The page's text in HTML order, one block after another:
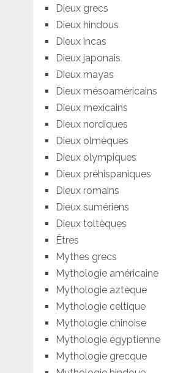
Dieux grecs
Dieux hindous
Dieux incas
Dieux japonais
Dieux mayas
Dieux mésoaméricains
Dieux mexicains
Dieux nordiques
Dieux olmèques
Dieux olympiques
Dieux préhispaniques
Dieux romains
Dieux sumériens
Dieux toltèques
Êtres
Mythes grecs
Mythologie américaine
Mythologie aztèque
Mythologie celtique
Mythologie chinoise
Mythologie égyptienne
Mythologie grecque